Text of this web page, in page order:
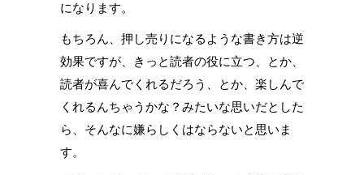
になります。
もちろん、押し売りになるような書き方は逆
効果ですが、きっと読者の役に立つ、とか、
読者が喜んでくれるだろう、とか、楽しんで
くれるんちゃうかな？みたいな思いだとした
ら、そんなに嫌らしくはならないと思いま
す。